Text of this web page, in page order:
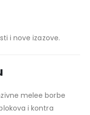
i nove izazove.
melee borbe
i kontra